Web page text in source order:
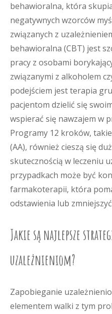
behawioralna, która
negatywnych wzorców
związanych z
behawioralna (CBT) jest
pracy z osobami
związanymi z alkoholem
podejściem jest terapia
pacjentom dzielić się
wspierać się nawzajem w
Programy 12 kroków,
(AA), również cieszą się
skutecznością w leczeniu
przypadkach może być
farmakoterapii, która
odstawienia lub
Jakie są najlepsze
uzależnieniom?
Zapobieganie
elementem walki z tym